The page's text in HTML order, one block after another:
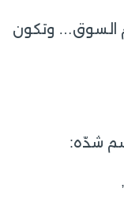
السوق… وتكون
شدّه: